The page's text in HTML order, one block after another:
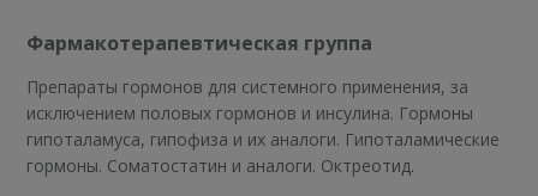
Фармакотерапевтическая группа
Препараты гормонов для системного применения, за
исключением половых гормонов и инсулина. Гормоны
гипоталамуса, гипофиза и их аналоги. Гипоталамические
гормоны. Соматостатин и аналоги. Октреотид.